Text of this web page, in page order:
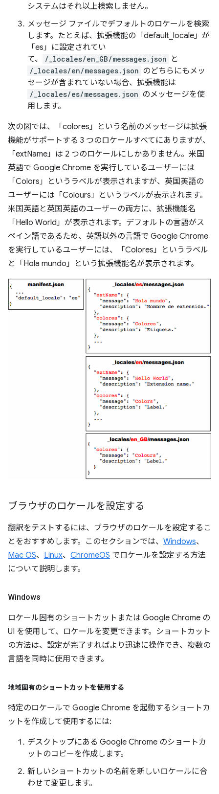
システムはそれ以上検索しません。
メッセージ ファイルでデフォルトのロケールを検索
します。たとえば、拡張機能の「default_locale」が
「es」に設定されてい
て、
/_locales/en_GB/messages.json と
/_locales/en/messages.json のどちらにもメッ
セージが含まれていない場合、拡張機能は
/_locales/es/messages.json のメッセージを使
用します。
次の図では、「colores」という名前のメッセージは拡張
機能がサポートする 3 つのロケールすべてにありますが、
「extName」は 2 つのロケールにしかありません。米国
英語で Google Chrome を実行しているユーザーには
「Colors」というラベルが表示されますが、英国英語の
ユーザーには「Colours」というラベルが表示されます。
米国英語と英国英語のユーザーの両方に、拡張機能名
「Hello World」が表示されます。デフォルトの言語がス
ペイン語であるため、英語以外の言語で Google Chrome
を実行しているユーザーには、「Colores」というラベル
と「Hola mundo」という拡張機能名が表示されます。
ブラウザのロケールを設定する
翻訳をテストするには、ブラウザのロケールを設定するこ
とをおすすめします。このセクションでは、 Windows、
Mac OS、 Linux、 ChromeOS でロケールを設定する方法
について説明します。
Windows
ロケール固有のショートカットまたは Google Chrome の
UI を使用して、ロケールを変更できます。ショートカット
の方法は、設定が完了すればより迅速に操作でき、複数の
言語を同時に使用できます。
地域固有のショートカットを使用する
特定のロケールで Google Chrome を起動するショートカ
ットを作成して使用するには:
デスクトップにある Google Chrome のショートカ
ットのコピーを作成します。
新しいショートカットの名前を新しいロケールに合
わせて変更します。